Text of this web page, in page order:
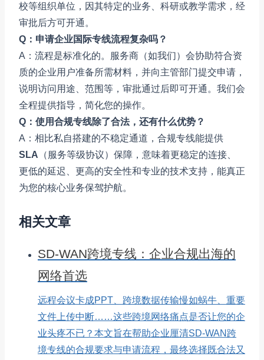
校等组织单位，因其特定的业务、科研或教学需求，经
审批后方可开通。
Q：申请企业国际专线流程复杂吗？
A：流程是标准化的。服务商（如我们）会协助符合资
质的企业用户准备所需材料，并向主管部门提交申请，
说明访问用途、范围等，审批通过后即可开通。我们会
全程提供指导，简化您的操作。
Q：使用合规专线除了合法，还有什么优势？
A：相比私自搭建的不稳定通道，合规专线能提供
SLA （服务等级协议）保障，意味着更稳定的连接、
更低的延迟、更高的安全性和专业的技术支持，能真正
为您的核心业务保驾护航。
相关文章
SD-WAN跨境专线：企业合规出海的
网络首选
远程会议卡成PPT、跨境数据传输慢如蜗牛、重要
文件上传中断……这些跨境网络痛点是否让您的企
业头疼不已？本文旨在帮助企业厘清SD-WAN跨
境专线的合规要求与申请流程，最终选择既合法又